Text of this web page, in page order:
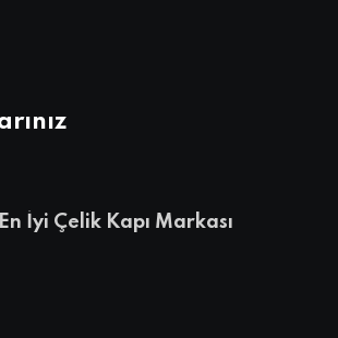
En İyi Çelik Kapı Markası